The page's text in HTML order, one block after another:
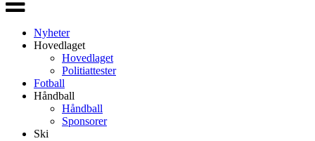
navigasjon
Nyheter
Hovedlaget
Hovedlaget
Politiattester
Fotball
Håndball
Håndball
Sponsorer
Ski